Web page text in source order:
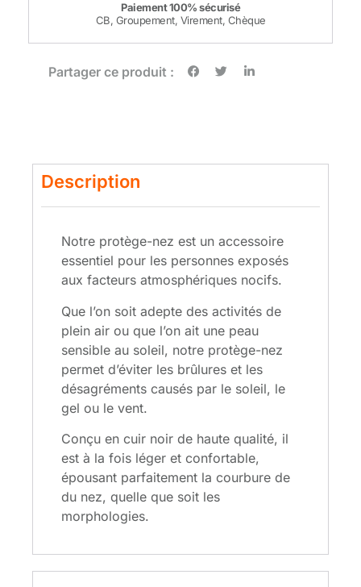
Paiement 100% sécurisé
CB, Groupement, Virement, Chèque
Partager ce produit :
Description
Notre protège-nez est un accessoire
essentiel pour les personnes exposés
aux facteurs atmosphériques nocifs.
Que l’on soit adepte des activités de
plein air ou que l’on ait une peau
sensible au soleil, notre protège-nez
permet d’éviter les brûlures et les
désagréments causés par le soleil, le
gel ou le vent.
Conçu en cuir noir de haute qualité, il
est à la fois léger et confortable,
épousant parfaitement la courbure de
du nez, quelle que soit les
morphologies.